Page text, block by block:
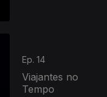
Ep. 14
Viajantes no
Tempo